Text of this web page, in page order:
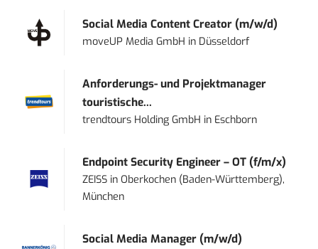
Social Media Content Creator (m/w/d)
moveUP Media GmbH in Düsseldorf
Anforderungs- und Projektmanager
touristische...
trendtours Holding GmbH in Eschborn
Endpoint Security Engineer – OT (f/m/x)
ZEISS inOberkochen (Baden-Württemberg),
München
Social Media Manager (m/w/d)